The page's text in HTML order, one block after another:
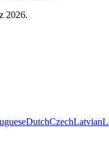
2026.
DutchCzechLatvian